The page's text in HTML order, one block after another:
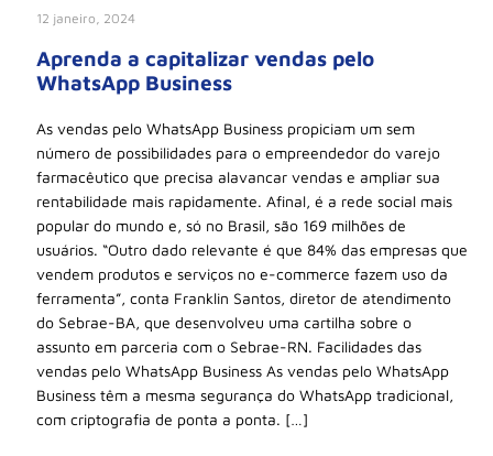
12 janeiro, 2024
Aprenda a capitalizar vendas pelo
WhatsApp Business
As vendas pelo WhatsApp Business propiciam um sem
número de possibilidades para o empreendedor do varejo
farmacêutico que precisa alavancar vendas e ampliar sua
rentabilidade mais rapidamente. Afinal, é a rede social mais
popular do mundo e, só no Brasil, são 169 milhões de
usuários. “Outro dado relevante é que 84% das empresas que
vendem produtos e serviços no e-commerce fazem uso da
ferramenta”, conta Franklin Santos, diretor de atendimento
do Sebrae-BA, que desenvolveu uma cartilha sobre o
assunto em parceria com o Sebrae-RN. Facilidades das
vendas pelo WhatsApp Business As vendas pelo WhatsApp
Business têm a mesma segurança do WhatsApp tradicional,
com criptografia de ponta a ponta. […]